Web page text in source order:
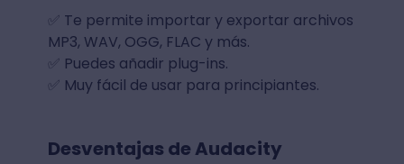
✅ Te permite importar y exportar archivos
MP3, WAV, OGG, FLAC y más.
✅ Puedes añadir plug-ins.
✅ Muy fácil de usar para principiantes.
Desventajas de Audacity